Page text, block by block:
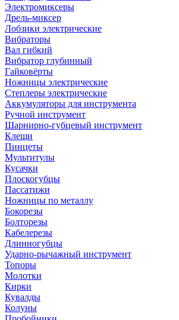
Электромиксеры
Дрель-миксер
Лобзики электрические
Вибраторы
Вал гибкий
Вибратор глубинный
Гайковёрты
Ножницы электрические
Степлеры электрические
Аккумуляторы для инструмента
Ручной инструмент
Шарнирно-губцевый инструмент
Клещи
Пинцеты
Мультитулы
Кусачки
Плоскогубцы
Пассатижи
Ножницы по металлу
Бокорезы
Болторезы
Кабелерезы
Длинногубцы
Ударно-рычажный инструмент
Топоры
Молотки
Кирки
Кувалды
Колуны